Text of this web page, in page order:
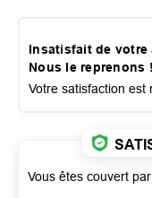
Insatisfait de votre
Nous le reprenons !
Votre satisfaction est
Vous êtes couvert